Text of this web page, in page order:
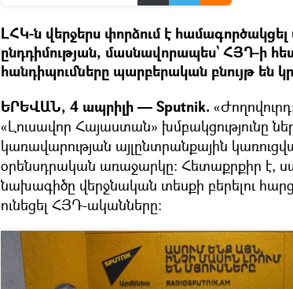
ԼՀԿ-ն վերջերս փորձում է
ընդդիմության, մասնավորապես` ՀՅԴ-ի
հանդիպումները պարբերական բնույթ են
ԵՐԵՎԱՆ, 4 ապրիլի — Sputnik.
«Լուսավոր Հայաստան» խմբակցությունը
կառավարության այլընտրանքային
օրենսդրական առաջարկը։ Հետաքրքիր է,
նախագիծը վերջնական տեսքի բերելու
ունեցել ՀՅԴ-ականները։